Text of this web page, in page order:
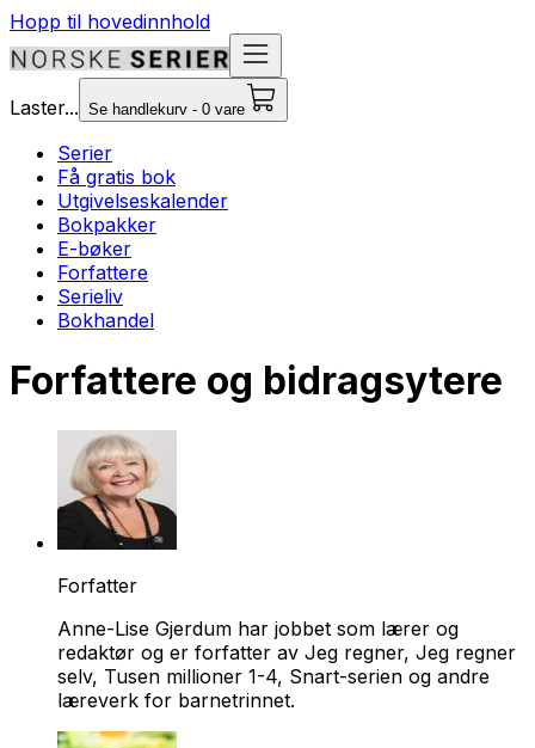
Hopp til hovedinnhold
Laster... Se handlekurv - 0 vare
Serier
Få gratis bok
Utgivelseskalender
Bokpakker
E-bøker
Forfattere
Serieliv
Bokhandel
Forfattere og bidragsytere
Forfatter
Anne-Lise Gjerdum har jobbet som lærer og
redaktør og er forfatter av Jeg regner, Jeg regner
selv, Tusen millioner 1-4, Snart-serien og andre
læreverk for barnetrinnet.